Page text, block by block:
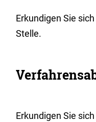
Erkundigen Sie
Stelle.
Erkundigen Sie